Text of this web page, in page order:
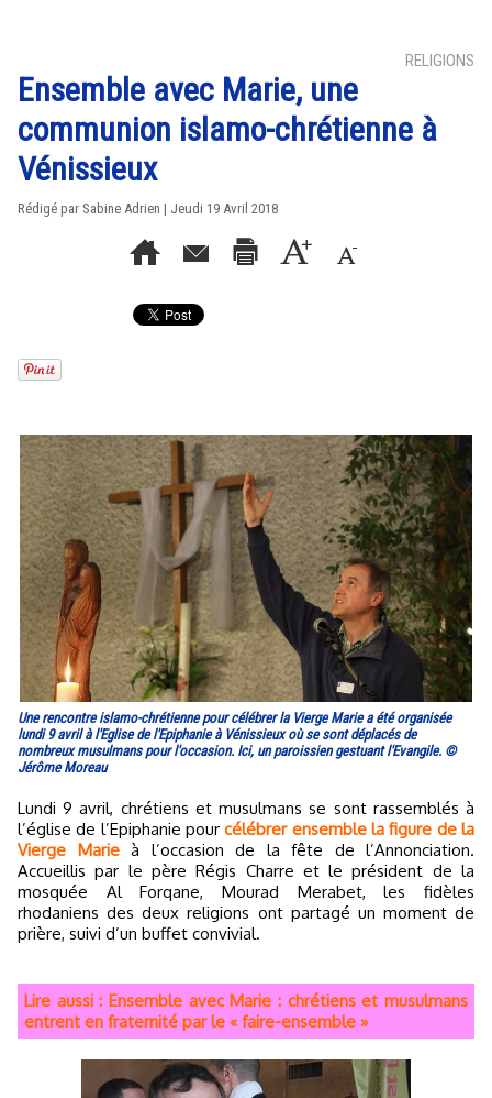
RELIGIONS
Ensemble avec Marie, une
communion islamo-chrétienne à
Vénissieux
Rédigé par Sabine Adrien | Jeudi 19 Avril 2018
Une rencontre islamo-chrétienne pour célébrer la Vierge Marie a été organisée
lundi 9 avril à l'Eglise de l'Epiphanie à Vénissieux où se sont déplacés de
nombreux musulmans pour l'occasion. Ici, un paroissien gestuant l'Evangile. ©
Jérôme Moreau
Lundi 9 avril, chrétiens et musulmans se sont rassemblés à
l’église de l’Epiphanie pourcélébrer ensemble la figure de la
Vierge Marieà l’occasion de la fête de l’Annonciation.
Accueillis par le père Régis Charre et le président de la
mosquée Al Forqane, Mourad Merabet, les fidèles
rhodaniens des deux religions ont partagé un moment de
prière, suivi d’un buffet convivial.
Lire aussi : Ensemble avec Marie : chrétiens et musulmans
entrent en fraternité par le « faire-ensemble »